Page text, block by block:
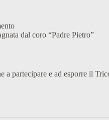
dal coro “Padre Pietro”
partecipare e ad esporre il